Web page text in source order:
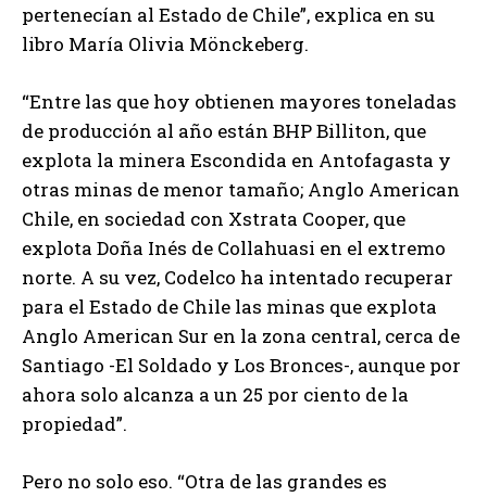
pertenecían al Estado de Chile”, explica en su
libro María Olivia Mönckeberg.
“Entre las que hoy obtienen mayores toneladas
de producción al año están BHP Billiton, que
explota la minera Escondida en Antofagasta y
otras minas de menor tamaño; Anglo American
Chile, en sociedad con Xstrata Cooper, que
explota Doña Inés de Collahuasi en el extremo
norte. A su vez, Codelco ha intentado recuperar
para el Estado de Chile las minas que explota
Anglo American Sur en la zona central, cerca de
Santiago -El Soldado y Los Bronces-, aunque por
ahora solo alcanza a un 25 por ciento de la
propiedad”.
Pero no solo eso. “Otra de las grandes es